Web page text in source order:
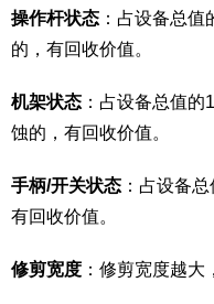
操作杆状态 ：占设备总
的，有回收价值。
机架状态 ：占设备总值
蚀的，有回收价值。
手柄/开关状态 ：占设备
有回收价值。
修剪宽度 ：修剪宽度越大